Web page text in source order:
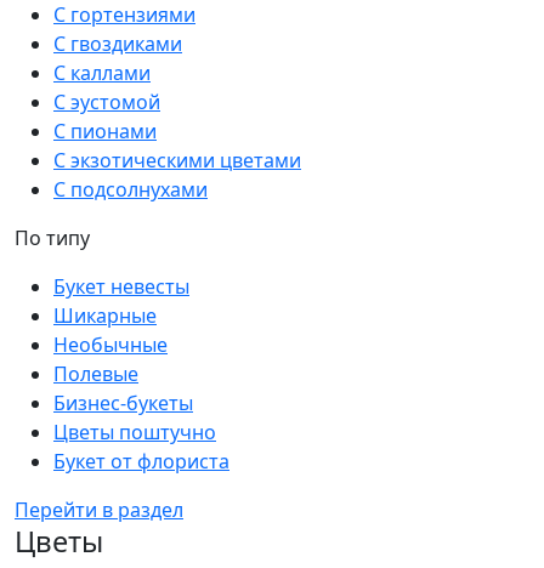
С гортензиями
С гвоздиками
С каллами
С эустомой
С пионами
С экзотическими цветами
С подсолнухами
По типу
Букет невесты
Шикарные
Необычные
Полевые
Бизнес-букеты
Цветы поштучно
Букет от флориста
Перейти в раздел
Цветы